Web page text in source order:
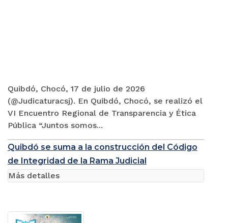
Quibdó, Chocó, 17 de julio de 2026
(@Judicaturacsj). En Quibdó, Chocó, se realizó el
VI Encuentro Regional de Transparencia y Ética
Pública “Juntos somos...
Quibdó se suma a la construcción del Código
de Integridad de la Rama Judicial
Más detalles